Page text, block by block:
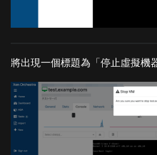
將出現一個標題為「停止虛擬機